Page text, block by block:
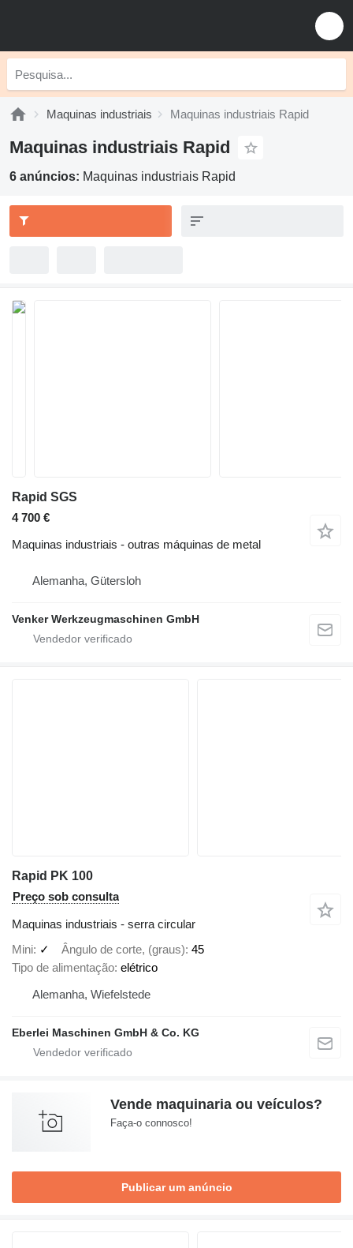
Maquinas industriais Maquinas industriais Rapid
Maquinas industriais Rapid
6 anúncios: Maquinas industriais Rapid
Rapid SGS
4 700 €
Maquinas industriais - outras máquinas de metal
Alemanha, Gütersloh
Venker Werkzeugmaschinen GmbH
Rapid PK 100
Preço sob consulta
Maquinas industriais - serra circular
Mini ✓ Ângulo de corte, (graus) 45
Tipo de alimentação elétrico
Alemanha, Wiefelstede
Eberlei Maschinen GmbH & Co. KG
Vende maquinaria ou veículos?
Faça-o connosco!
Publicar um anúncio